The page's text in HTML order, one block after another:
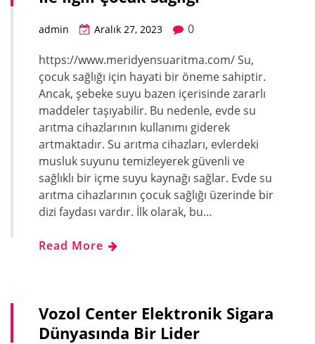
admin Aralık 27, 2023
0
https://www.meridyensuaritma.com/ Su,
çocuk sağlığı için hayati bir öneme sahiptir.
Ancak, şebeke suyu bazen içerisinde zararlı
maddeler taşıyabilir. Bu nedenle, evde su
arıtma cihazlarının kullanımı giderek
artmaktadır. Su arıtma cihazları, evlerdeki
musluk suyunu temizleyerek güvenli ve
sağlıklı bir içme suyu kaynağı sağlar. Evde su
arıtma cihazlarının çocuk sağlığı üzerinde bir
dizi faydası vardır. İlk olarak, bu…
Read More
Vozol Center Elektronik Sigara
Dünyasında Bir Lider